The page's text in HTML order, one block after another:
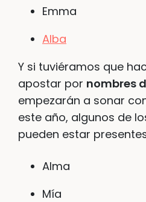
Emma
Alba
Y si tuviéramos que
apostar por nombres
empezarán a sonar
este año, algunos de
pueden estar
Alma
Mía